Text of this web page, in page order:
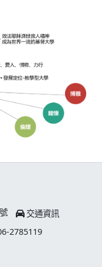
交通資訊
2785119